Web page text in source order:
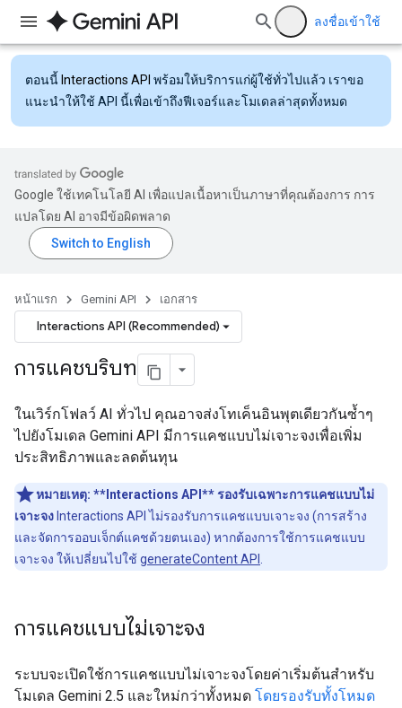
ลงชื่อเข้าใช้
ตอนนี้ Interactions API พร้อมให้บริการแก่ผู้ใช้ทั่วไปแล้ว เราขอ
แนะนำให้ใช้ API นี้เพื่อเข้าถึงฟีเจอร์และโมเดลล่าสุดทั้งหมด
Google ใช้เทคโนโลยี AI เพื่อแปลเนื้อหาเป็นภาษาที่คุณต้องการ การ
แปลโดย AI อาจมีข้อผิดพลาด
หน้าแรก Gemini API เอกสาร
Interactions API (Recommended)
การแคชบริบท
ในเวิร์กโฟลว์ AI ทั่วไป คุณอาจส่งโทเค็นอินพุตเดียวกันซ้ำๆ
ไปยังโมเดล Gemini API มีการแคชแบบไม่เจาะจงเพื่อเพิ่ม
ประสิทธิภาพและลดต้นทุน
หมายเหตุ: **Interactions API** รองรับเฉพาะการแคชแบบไม่
เจาะจง Interactions API ไม่รองรับการแคชแบบเจาะจง (การสร้าง
และจัดการออบเจ็กต์แคชด้วยตนเอง) หากต้องการใช้การแคชแบบ
เจาะจง ให้เปลี่ยนไปใช้ generateContent API
การแคชแบบไม่เจาะจง
ระบบจะเปิดใช้การแคชแบบไม่เจาะจงโดยค่าเริ่มต้นสำหรับ
โมเดล Gemini 2.5 และใหม่กว่าทั้งหมด โดยรองรับทั้งโหมด